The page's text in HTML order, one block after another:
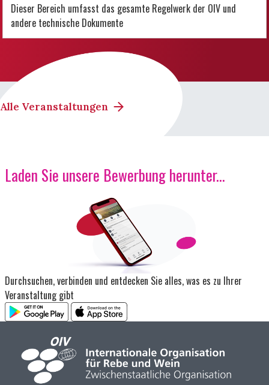
Dieser Bereich umfasst das gesamte Regelwerk der OIV und
andere technische Dokumente
Alle Veranstaltungen
Laden Sie unsere Bewerbung herunter...
Durchsuchen, verbinden und entdecken Sie alles, was es zu Ihrer
Veranstaltung gibt